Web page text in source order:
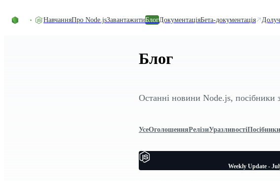
НавчанняПро Node.jsЗавантажитиБлогДокументаціяБета-документація
Блог
Останні новини Node.js, посібники
УсеОголошенняРелізиУразливості
Weekly Update -